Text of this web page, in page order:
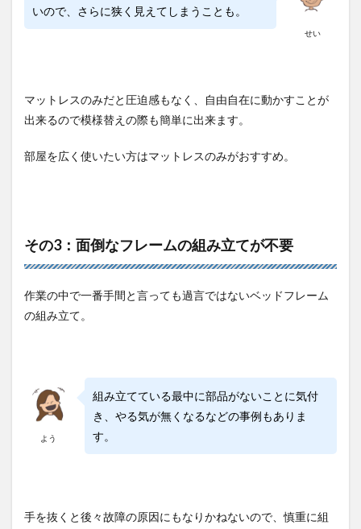
せい
いので、さらに狭く見えてしまうことも。
マットレスのみだと圧迫感もなく、自由自在に動かすことが
出来るので模様替えの際も簡単に出来ます。
部屋を広く使いたい方はマットレスのみがおすすめ。
その3：面倒なフレームの組み立てが不要
作業の中で一番手間と言っても過言ではないベッドフレーム
の組み立て。
よう
組み立てている最中に部品がないことに気付
き、やる気が無くなるなどの事例もありま
す。
手を抜くと後々故障の原因にもなりかねないので、慎重に組